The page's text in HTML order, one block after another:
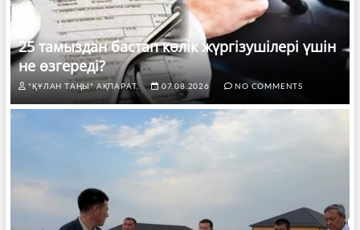
25 тамыздан бастап көлік жүргізушілері үшін
не өзгереді?
"ҚҰЛАН ТАҢЫ" АҚПАРАТ. 07.08.2026 NO COMMENTS